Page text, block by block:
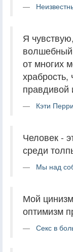
Я
волшебный
от многих
храбрость,
правдивой
Кэти
Человек -
среди
Мы над
Мой
оптимизм
Секс в